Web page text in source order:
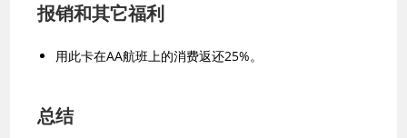
报销和其它福利
用此卡在AA航班上的消费返还25%。
总结